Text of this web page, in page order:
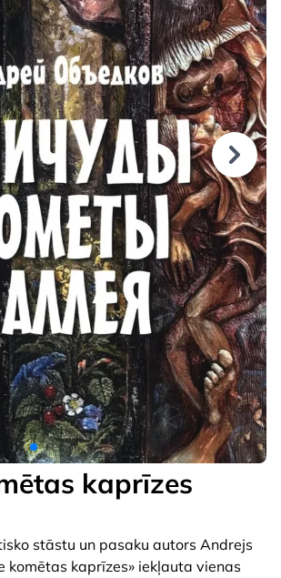
kaprīzes
stāstu un pasaku autors Andrejs
komētas kaprīzes» iekļauta vienas